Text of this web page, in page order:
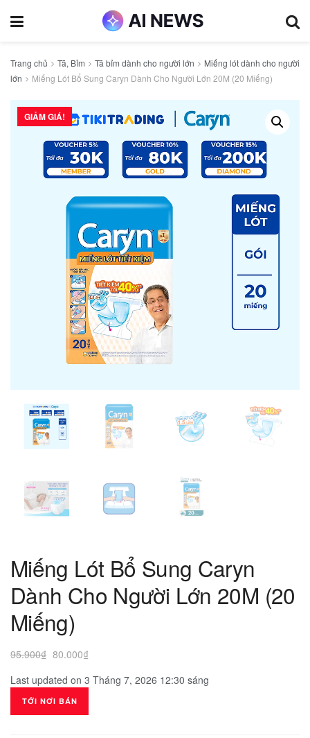
Trang chủ Tã, Bỉm Tã bỉm dành cho người lớn
Miếng lót dành cho người
lớn
Miếng Lót Bổ Sung Caryn Dành Cho Người Lớn 20M (20 Miếng)
GIẢM GIÁ!
Miếng Lót Bổ Sung Caryn
Dành Cho Người Lớn 20M (20
Miếng)
95.900₫ Giá
là:
95.900₫.
80.000₫
tại
80.000₫.
Last updated on 3 Tháng 7, 2026 12:30 sáng
TỚI NƠI BÁN